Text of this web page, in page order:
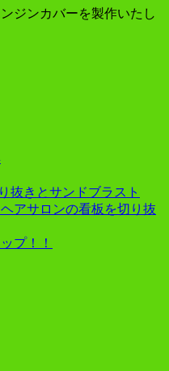
ジンカバーを製作いたし
抜きとサンドブラスト
アサロンの看板を切り抜
プ！！